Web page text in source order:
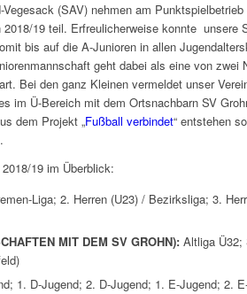
(SAV) nehmen am
19 teil. Erfreulicherweise konnte unsere
bis auf die A-Junioren in allen
geht dabei als eine von zwei
Bei den ganz Kleinen vermeldet unser
im Ü-Bereich mit dem Ortsnachbarn SV
dem Projekt „Fußball verbindet“ entstehen
19 im Überblick:
Liga; 2. Herren (U23) / Bezirksliga; 3.
MIT DEM SV GROHN):Altliga Ü32;
1. D-Jugend; 2. D-Jugend; 1. E-Jugend; 2.